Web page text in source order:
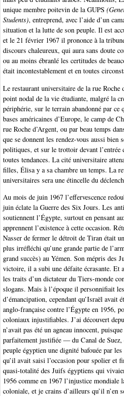
unique membre poitevin de la GUPS
Students), entreprend, avec l’aide d’un
situation et la lutte de son peuple. Il est
et le 21 février 1967 il prononce à la
discours chaleureux, qui aura sans doute
ou au moins ébranlé les certitudes de
était incontestablement et en toutes
Le restaurant universitaire de la rue Roche
point nodal de la vie étudiante, malgré la
périphérie, sur le terrain abandonné par ce
bases américaines d’Europe, le camp de
rue Roche d’Argent, ou par beau temps
que se donnent les rendez-vous aussi bien
politiques, et sur le trottoir devant l’entrée
toutes tendances. La cité universitaire
filles, Élisa y a sa chambre un temps. La
universitaires sera une étincelle du
Au mois de juin 1967 l’effervescence
juin éclate la Guerre des Six Jours. Les
soutiennent l’Égypte, surtout en pensant
apprennent l’existence à cette occasion.
Nasser de fermer le détroit de Tiran était un
plus irréfléchi qu’une grande partie de
grand succès) au Yémen. Son mépris des
victoire, il a subi une défaite écrasante. Et
les traits d’un dictateur du Tiers-monde
slogans. Mais à l’époque il personnifiait
d’émancipation, cependant qu’Israël avait
anglo-française contre l’Égypte en 1956,
coloniaux injustifiables. J’ai découvert
n’avait pas été un agneau innocent,
parfaitement justifiée — du Canal de
peuple égyptien une dignité bafouée par
qu’il avait saisi l’occasion pour spolier et
quasi-totalité des Juifs égyptiens qui
1956 comme en 1967 l’injustice mondiale
coloniale, et je crains d’ailleurs qu’il n’en